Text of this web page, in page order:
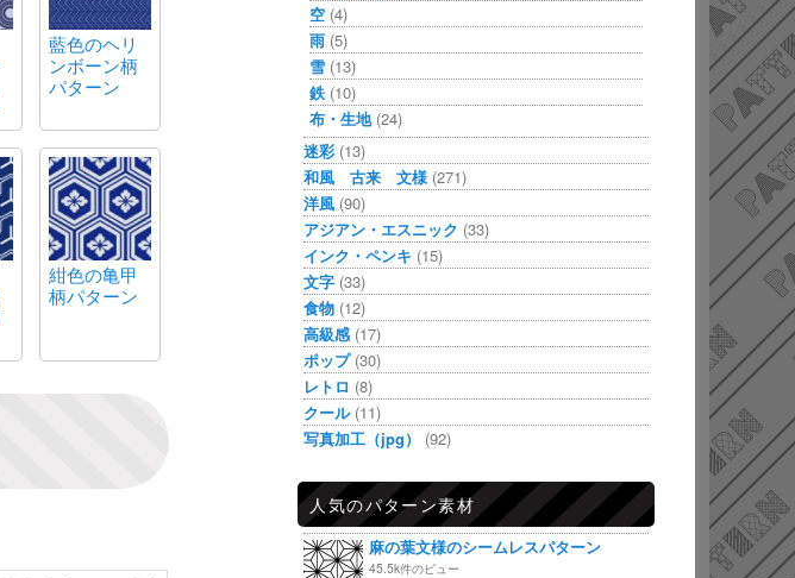
藍色のヘリ
ンボーン柄
パターン
紺色の亀甲
柄パターン
空 (4)
雨 (5)
雪 (13)
鉄 (10)
布・生地(24)
迷彩 (13)
和風 古来 文様 (271)
洋風 (90)
アジアン・エスニック (33)
インク・ペンキ (15)
文字 (33)
食物 (12)
高級感 (17)
ポップ(30)
レトロ (8)
クール(11)
写真加工（jpg）
(92)
人気のパターン素材
麻の葉文様のシームレスパターン
45.5k件のビュー